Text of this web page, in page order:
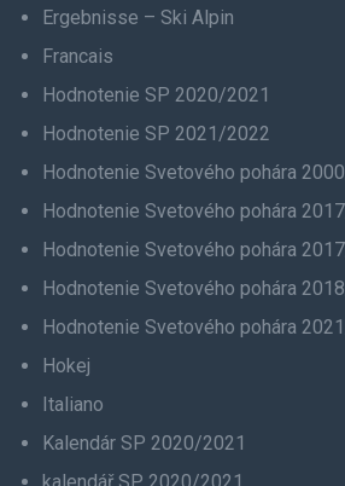
Ergebnisse – Ski Alpin
Francais
Hodnotenie SP 2020/2021
Hodnotenie SP 2021/2022
Hodnotenie Svetového pohára
Hodnotenie Svetového pohára
Hodnotenie Svetového pohára
Hodnotenie Svetového pohára
Hodnotenie Svetového pohára
Hokej
Italiano
Kalendár SP 2020/2021
kalendář SP 2020/2021